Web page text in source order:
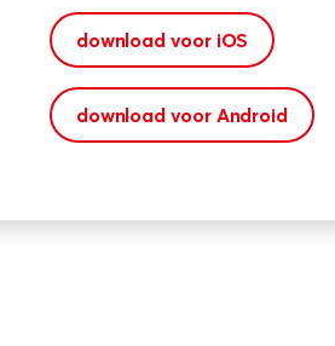
download voor iOS
download voor Android